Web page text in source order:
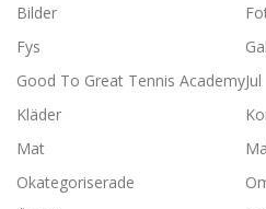
Bilder
Fys
Good To Great Tennis AcademyJul
Kläder
Mat
Okategoriserade